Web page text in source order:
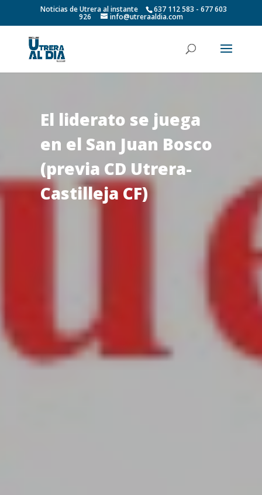
Noticias de Utrera al instante 637 112 583 - 677 603
926 info@utreraaldia.com
El liderato se juega
en el San Juan Bosco
(previa CD Utrera-
Castilleja CF)